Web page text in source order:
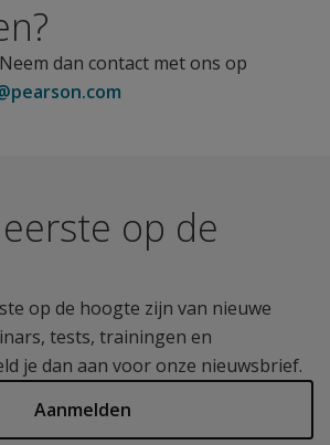
dan contact met ons op
op de
op de hoogte zijn van nieuwe
tests, trainingen en
je dan aan voor onze nieuwsbrief.
Aanmelden